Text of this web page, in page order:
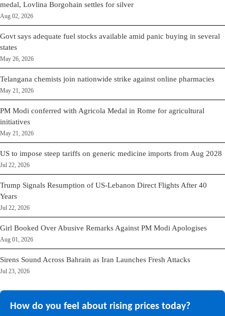
medal, Lovlina Borgohain settles for silver
Aug 02, 2026
Govt says adequate fuel stocks available amid panic buying in several
states
May 26, 2026
Telangana chemists join nationwide strike against online pharmacies
May 21, 2026
PM Modi conferred with Agricola Medal in Rome for agricultural
initiatives
May 21, 2026
US to impose steep tariffs on generic medicine imports from Aug 2028
Jul 22, 2026
Trump Signals Resumption of US-Lebanon Direct Flights After 40
Years
Jul 22, 2026
Girl Booked Over Abusive Remarks Against PM Modi Apologises
Aug 01, 2026
Sirens Sound Across Bahrain as Iran Launches Fresh Attacks
Jul 23, 2026
How do you feel about rising prices today?